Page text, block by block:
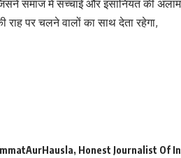
समाज में सच्चाई और इंसानियत की
पर चलने वालों का साथ देता रहेगा,
, Honest Journalist Of